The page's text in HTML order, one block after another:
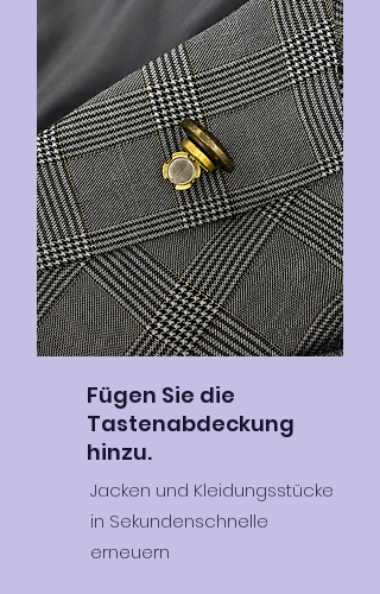
Fügen Sie die
Tastenabdeckung
hinzu.
Jacken und Kleidungsstücke
in Sekundenschnelle
erneuern